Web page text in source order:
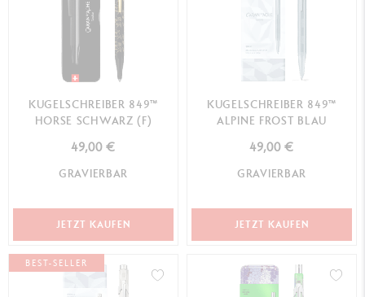
KUGELSCHREIBER 849™
HORSE SCHWARZ (F)
49,00 €
GRAVIERBAR
JETZT KAUFEN
KUGELSCHREIBER 849™
ALPINE FROST BLAU
49,00 €
GRAVIERBAR
JETZT KAUFEN
BEST-SELLER